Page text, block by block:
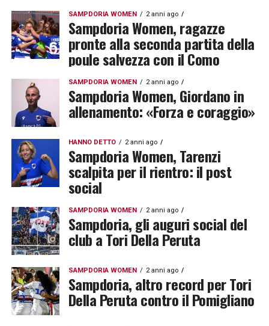
SAMPDORIA WOMEN 2 anni ago
Sampdoria Women, ragazze
pronte alla seconda partita della
poule salvezza con il Como
SAMPDORIA WOMEN 2 anni ago
Sampdoria Women, Giordano in
allenamento: «Forza e coraggio»
HANNO DETTO 2 anni ago
Sampdoria Women, Tarenzi
scalpita per il rientro: il post
social
SAMPDORIA WOMEN 2 anni ago
Sampdoria, gli auguri social del
club a Tori Della Peruta
SAMPDORIA WOMEN 2 anni ago
Sampdoria, altro record per Tori
Della Peruta contro il Pomigliano